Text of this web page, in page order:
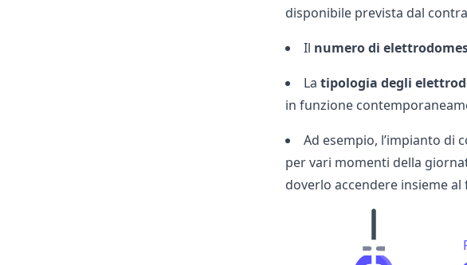
disponibile prevista dal
Il numero di
La tipologia degli
in funzione
Ad esempio, l’impianto
per vari momenti della
doverlo accendere insieme al